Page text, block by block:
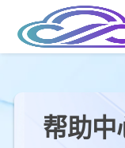
帮助中